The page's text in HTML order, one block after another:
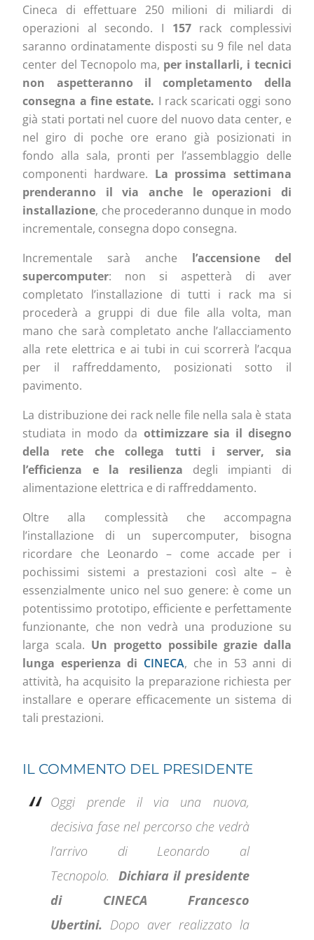
Cineca di effettuare 250 milioni di miliardi di
operazioni al secondo. I 157rack complessivi
saranno ordinatamente disposti su 9 file nel data
center del Tecnopolo ma, per installarli, i tecnici
non aspetteranno il completamento della
consegna a fine estate. I rack scaricati oggi sono
già stati portati nel cuore del nuovo data center, e
nel giro di poche ore erano già posizionati in
fondo alla sala, pronti per l’assemblaggio delle
componenti hardware. La prossima settimana
prenderanno il via anche le operazioni di
installazione, che procederanno dunque in modo
incrementale, consegna dopo consegna.
Incrementale sarà anche l’accensione del
supercomputer: non si aspetterà di aver
completato l’installazione di tutti i rack ma si
procederà a gruppi di due file alla volta, man
mano che sarà completato anche l’allacciamento
alla rete elettrica e ai tubi in cui scorrerà l’acqua
per il raffreddamento, posizionati sotto il
pavimento.
La distribuzione dei rack nelle file nella sala è stata
studiata in modo da ottimizzare sia il disegno
della rete che collega tutti i server, sia
l’efficienza e la resilienza degli impianti di
alimentazione elettrica e di raffreddamento.
Oltre alla complessità che accompagna
l’installazione di un supercomputer, bisogna
ricordare che Leonardo – come accade per i
pochissimi sistemi a prestazioni così alte – è
essenzialmente unico nel suo genere: è come un
potentissimo prototipo, efficiente e perfettamente
funzionante, che non vedrà una produzione su
larga scala. Un progetto possibile grazie dalla
lunga esperienza di CINECA, che in 53 anni di
attività, ha acquisito la preparazione richiesta per
installare e operare efficacemente un sistema di
tali prestazioni.
IL COMMENTO DEL PRESIDENTE
Oggi prende il via una nuova,
decisiva fase nel percorso che vedrà
l’arrivo di Leonardo al
Tecnopolo. Dichiara il presidente
di CINECA Francesco
Ubertini. Dopo aver realizzato la